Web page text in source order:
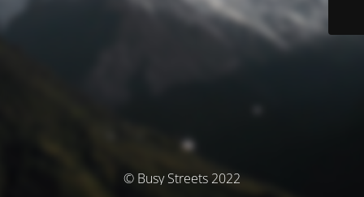
© Busy Streets 2022